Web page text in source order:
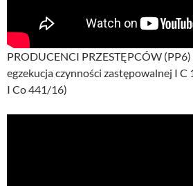
PRODUCENCI PRZESTĘPCÓW
egzekucja czynności zastępowalnej I
I Co 441/16)